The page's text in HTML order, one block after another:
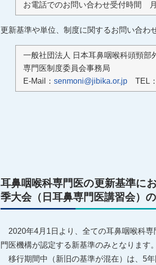
お電話でのお問い合わせ受付時間
更新基準や単位、制度に関するお問い合わ
一般社団法人 日本耳鼻咽喉科頭頸部
専門医制度委員会事務局
E-Mail： senmoni@jibika.or.jp TEL
耳鼻咽喉科専門医の更新基準に
季大会（日耳鼻専門医講習会）
2020年4月1日より、全ての耳鼻咽喉科専
門医機構が認定する新基準のみとなります。
移行期間中（新旧の基準が混在）は、5